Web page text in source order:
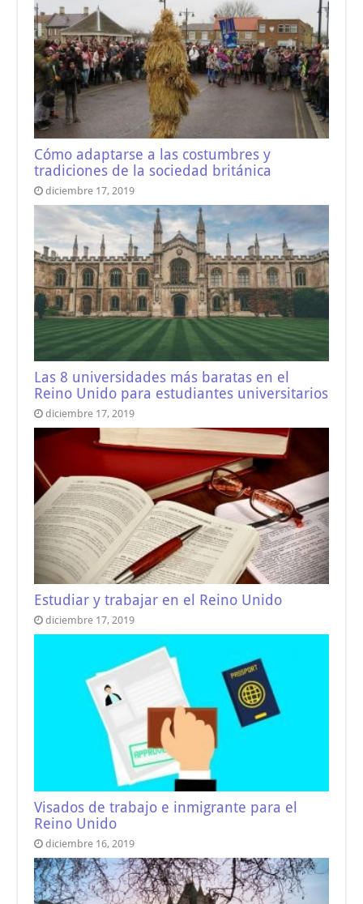
Cómo adaptarse a las costumbres y
tradiciones de la sociedad británica
diciembre 17, 2019
Las 8 universidades más baratas en el
Reino Unido para estudiantes universitarios
diciembre 17, 2019
Estudiar y trabajar en el Reino Unido
diciembre 17, 2019
Visados de trabajo e inmigrante para el
Reino Unido
diciembre 16, 2019